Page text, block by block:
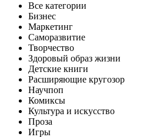
Все категории
Бизнес
Маркетинг
Саморазвитие
Творчество
Здоровый образ жизни
Детские книги
Расширяющие кругозор
Научпоп
Комиксы
Культура и искусство
Проза
Игры